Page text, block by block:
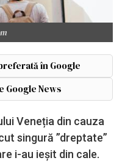
în Google
Google News
Veneția din cauza
singură ”dreptate”
i-au ieșit din cale.